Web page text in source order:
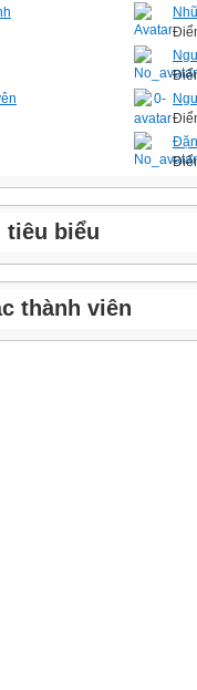
tiêu biểu
thành viên